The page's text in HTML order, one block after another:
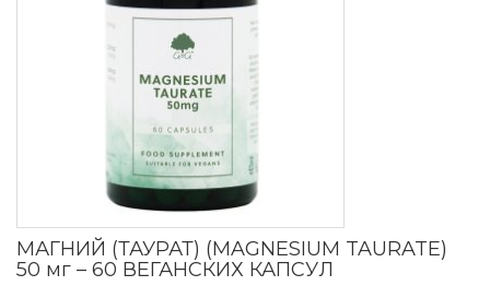
МАГНИЙ (ТАУРАТ) (MAGNESIUM TAURATE)
50 мг – 60 ВЕГАНСКИХ КАПСУЛ